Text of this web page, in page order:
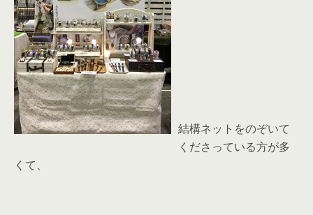
結構ネットをのぞいて
くださっている方が多
くて、